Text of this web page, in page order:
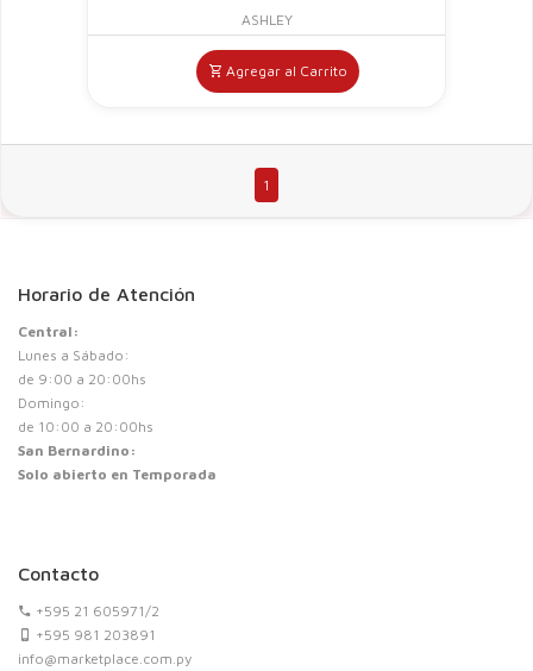
ASHLEY
Agregar al Carrito
1
Horario de Atención
Central:
Lunes a Sábado:
de 9:00 a 20:00hs
Domingo:
de 10:00 a 20:00hs
San Bernardino:
Solo abierto en Temporada
Contacto
+595 21 605971/2
+595 981 203891
info@marketplace.com.py